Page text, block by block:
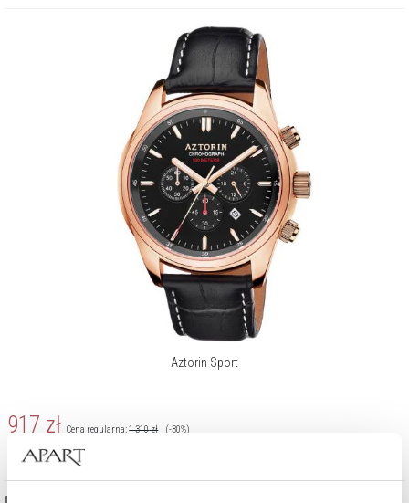
Aztorin Sport
917 zł Cena regularna:1 310zł
(-30%)
Najniższa cena:1 310